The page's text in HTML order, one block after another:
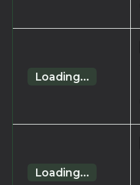
Loading...
Loading...